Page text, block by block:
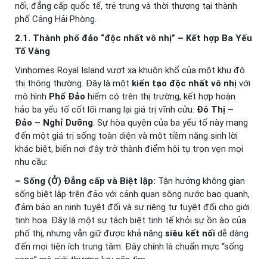
nối, đẳng cấp quốc tế, trẻ trung và thời thượng tại thành
phố Cảng Hải Phòng.
2.1. Thành phố đảo “độc nhất vô nhị” – Kết hợp Ba Yếu
Tố Vàng
Vinhomes Royal Island vượt xa khuôn khổ của một khu đô
thị thông thường. Đây là một kiến tạo độc nhất vô nhị với
mô hình Phố Đảo hiếm có trên thị trường, kết hợp hoàn
hảo ba yếu tố cốt lõi mang lại giá trị vĩnh cửu: Đô Thị –
Đảo – Nghỉ Dưỡng. Sự hòa quyện của ba yếu tố này mang
đến một giá trị sống toàn diện và một tiềm năng sinh lời
khác biệt, biến nơi đây trở thành điểm hội tụ trọn vẹn mọi
nhu cầu:
– Sống (Ở) Đẳng cấp và Biệt lập: Tận hưởng không gian
sống biệt lập trên đảo với cảnh quan sông nước bao quanh,
đảm bảo an ninh tuyệt đối và sự riêng tư tuyệt đối cho giới
tinh hoa. Đây là một sự tách biệt tinh tế khỏi sự ồn ào của
phố thị, nhưng vẫn giữ được khả năng siêu kết nối dễ dàng
đến mọi tiện ích trung tâm. Đây chính là chuẩn mực “sống